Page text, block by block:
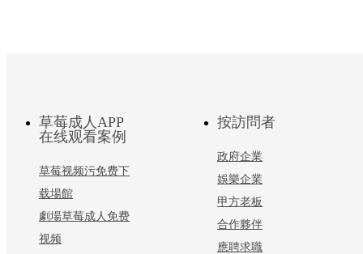
草莓成人APP
在线观看案例
草莓视频污免费下
载場館
劇場草莓成人免费
视频
按訪問者
政府企業
娛樂企業
甲方老板
合作夥伴
應聘求職